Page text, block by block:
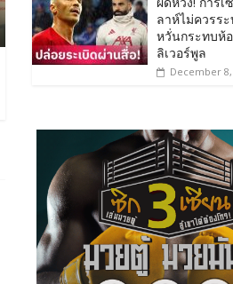
ลาห์ไม่ควรร
หวั่นกระทบห้
ลิเวอร์พูล
December 8,